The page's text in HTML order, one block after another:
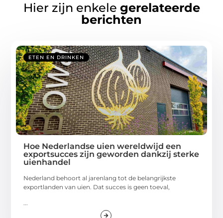
Hier zijn enkele gerelateerde
berichten
ETEN EN DRINKEN
Hoe Nederlandse uien wereldwijd een
exportsucces zijn geworden dankzij sterke
uienhandel
Nederland behoort al jarenlang tot de belangrijkste
exportlanden van uien. Dat succes is geen toeval,
...